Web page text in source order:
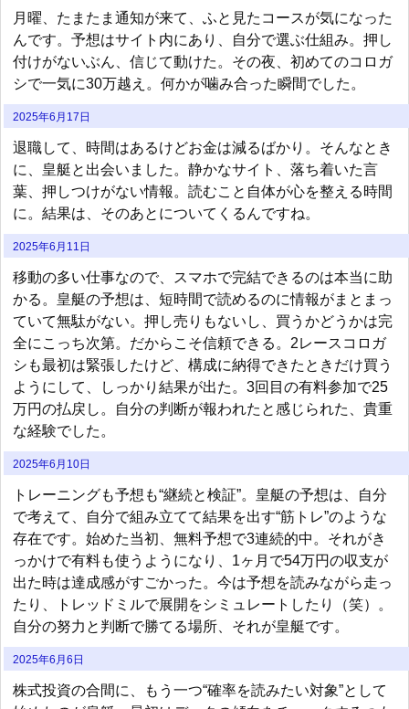
月曜、たまたま通知が来て、ふと見たコースが気になった
んです。予想はサイト内にあり、自分で選ぶ仕組み。押し
付けがないぶん、信じて動けた。その夜、初めてのコロガ
シで一気に30万越え。何かが噛み合った瞬間でした。
2025年6月17日
退職して、時間はあるけどお金は減るばかり。そんなとき
に、皇艇と出会いました。静かなサイト、落ち着いた言
葉、押しつけがない情報。読むこと自体が心を整える時間
に。結果は、そのあとについてくるんですね。
2025年6月11日
移動の多い仕事なので、スマホで完結できるのは本当に助
かる。皇艇の予想は、短時間で読めるのに情報がまとまっ
ていて無駄がない。押し売りもないし、買うかどうかは完
全にこっち次第。だからこそ信頼できる。2レースコロガ
シも最初は緊張したけど、構成に納得できたときだけ買う
ようにして、しっかり結果が出た。3回目の有料参加で25
万円の払戻し。自分の判断が報われたと感じられた、貴重
な経験でした。
2025年6月10日
トレーニングも予想も“継続と検証”。皇艇の予想は、自分
で考えて、自分で組み立てて結果を出す“筋トレ”のような
存在です。始めた当初、無料予想で3連続的中。それがき
っかけで有料も使うようになり、1ヶ月で54万円の収支が
出た時は達成感がすごかった。今は予想を読みながら走っ
たり、トレッドミルで展開をシミュレートしたり（笑）。
自分の努力と判断で勝てる場所、それが皇艇です。
2025年6月6日
株式投資の合間に、もう一つ“確率を読みたい対象”として